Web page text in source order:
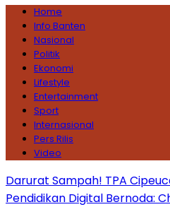
Home
Info Banten
Nasional
Politik
Ekonomi
Lifestyle
Entertainment
Sport
Internasional
Pers Rilis
Video
Darurat Sampah! TPA
Pendidikan Digital Bernoda: